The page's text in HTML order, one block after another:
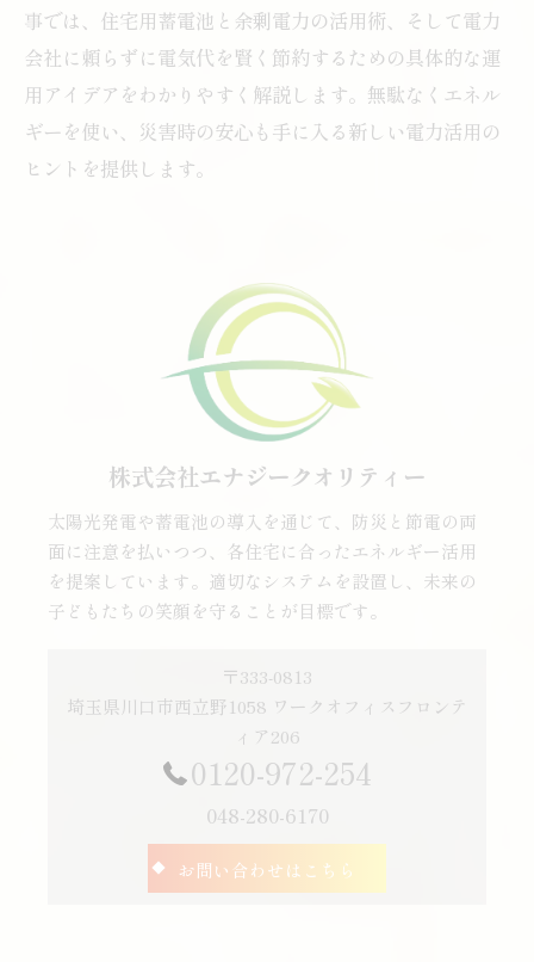
事では、住宅用蓄電池と余剰電力の活用術、そして電力
会社に頼らずに電気代を賢く節約するための具体的な運
用アイデアをわかりやすく解説します。無駄なくエネル
ギーを使い、災害時の安心も手に入る新しい電力活用の
ヒントを提供します。
株式会社エナジークオリティー
太陽光発電や蓄電池の導入を通じて、防災と節電の両
面に注意を払いつつ、各住宅に合ったエネルギー活用
を提案しています。適切なシステムを設置し、未来の
子どもたちの笑顔を守ることが目標です。
〒333-0813
埼玉県川口市西立野1058 ワークオフィスフロンテ
ィア206
0120-972-254
048-280-6170
お問い合わせはこちら